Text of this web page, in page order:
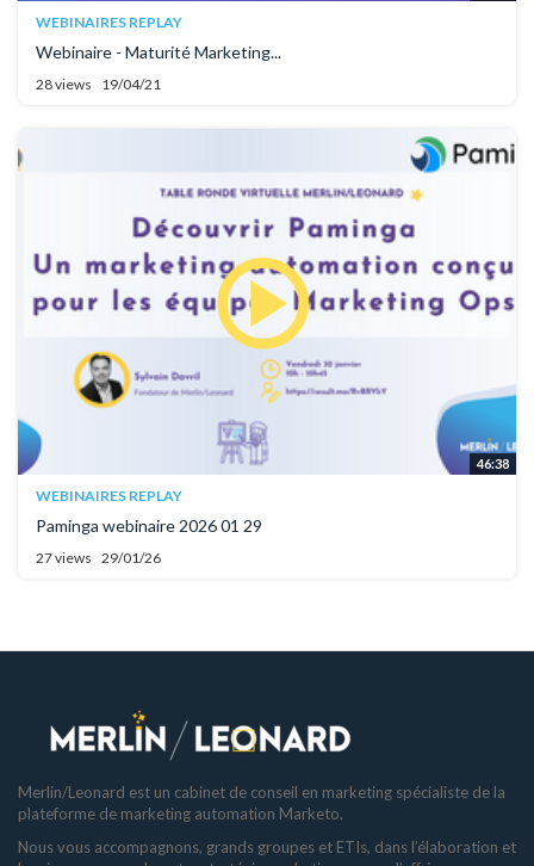
WEBINAIRES REPLAY
Webinaire - Maturité Marketing...
28 views 19/04/21
46:38
WEBINAIRES REPLAY
Paminga webinaire 2026 01 29
27 views 29/01/26
Merlin/Leonard est un cabinet de conseil en marketing spécialiste de la
plateforme de marketing automation Marketo.
Nous vous accompagnons, grands groupes et ETIs, dans l’élaboration et